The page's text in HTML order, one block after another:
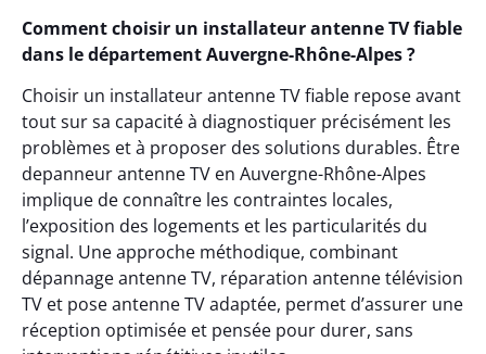
Comment choisir un installateur antenne TV fiable
dans le département Auvergne-Rhône-Alpes ?
Choisir un installateur antenne TV fiable repose avant
tout sur sa capacité à diagnostiquer précisément les
problèmes et à proposer des solutions durables. Être
depanneur antenne TV en Auvergne-Rhône-Alpes
implique de connaître les contraintes locales,
l’exposition des logements et les particularités du
signal. Une approche méthodique, combinant
dépannage antenne TV, réparation antenne télévision
TV et pose antenne TV adaptée, permet d’assurer une
réception optimisée et pensée pour durer, sans